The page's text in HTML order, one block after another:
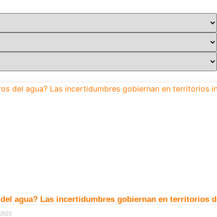
agua? Las incertidumbres gobiernan en territorios